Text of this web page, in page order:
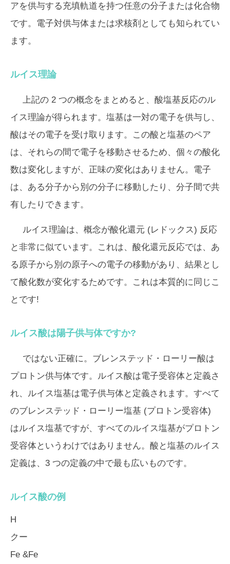
アを供与する充填軌道を持つ任意の分子または化合物
です。電子対供与体または求核剤としても知られてい
ます。
ルイス理論
上記の 2 つの概念をまとめると、酸塩基反応のル
イス理論が得られます。塩基は一対の電子を供与し、
酸はその電子を受け取ります。この酸と塩基のペア
は、それらの間で電子を移動させるため、個々の酸化
数は変化しますが、正味の変化はありません。電子
は、ある分子から別の分子に移動したり、分子間で共
有したりできます。
ルイス理論は、概念が酸化還元 (レドックス) 反応
と非常に似ています。これは、酸化還元反応では、あ
る原子から別の原子への電子の移動があり、結果とし
て酸化数が変化するためです。これは本質的に同じこ
とです!
ルイス酸は陽子供与体ですか?
ではない正確に。ブレンステッド・ローリー酸は
プロトン供与体です。ルイス酸は電子受容体と定義さ
れ、ルイス塩基は電子供与体と定義されます。すべて
のブレンステッド・ローリー塩基 (プロトン受容体)
はルイス塩基ですが、すべてのルイス塩基がプロトン
受容体というわけではありません。酸と塩基のルイス
定義は、3 つの定義の中で最も広いものです。
ルイス酸の例
H
クー
Fe &Fe